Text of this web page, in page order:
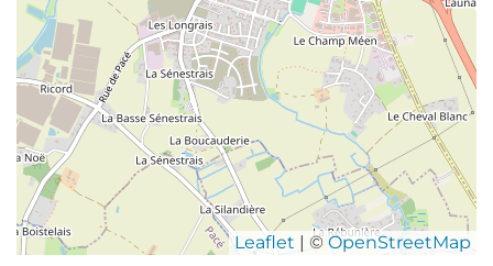
Leaflet | © OpenStreetMap